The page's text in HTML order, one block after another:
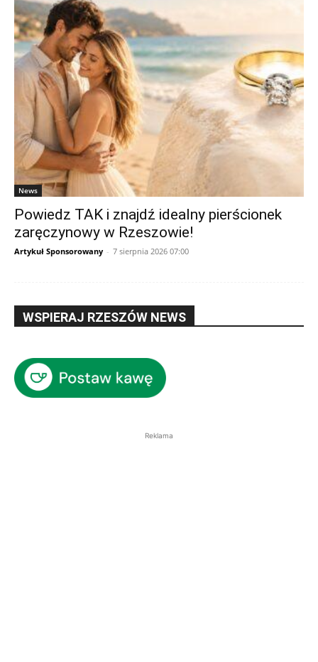
News
Powiedz TAK i znajdź idealny pierścionek
zaręczynowy w Rzeszowie!
Artykuł Sponsorowany - 7 sierpnia 2026 07:00
WSPIERAJ RZESZÓW NEWS
Reklama